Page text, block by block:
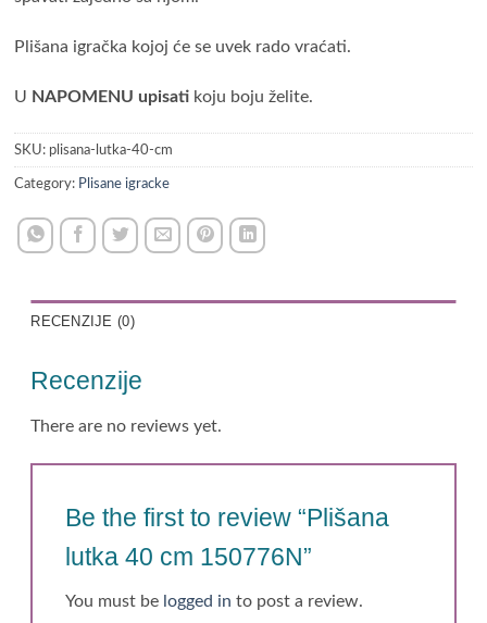
Plišana igračka kojoj će se uvek rado vraćati.
U NAPOMENU upisati koju boju želite.
SKU: plisana-lutka-40-cm
Category: Plisane igracke
RECENZIJE (0)
Recenzije
There are no reviews yet.
Be the first to review “Plišana
lutka 40 cm 150776N”
You must be logged in to post a review.